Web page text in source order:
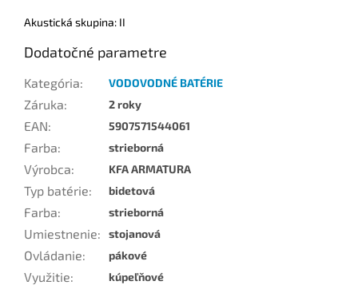
Akustická skupina: II
Dodatočné parametre
Kategória: VODOVODNÉ BATÉRIE
Záruka: 2 roky
EAN: 5907571544061
Farba: strieborná
Výrobca: KFA ARMATURA
Typ batérie: bidetová
Farba: strieborná
Umiestnenie: stojanová
Ovládanie: pákové
Využitie: kúpeľňové